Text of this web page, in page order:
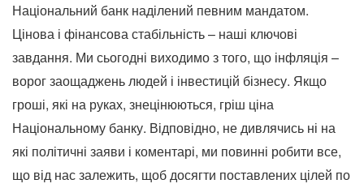
Національний банк наділений певним мандатом.
Цінова і фінансова стабільність – наші ключові
завдання. Ми сьогодні виходимо з того, що інфляція –
ворог заощаджень людей і інвестицій бізнесу. Якщо
гроші, які на руках, знецінюються, гріш ціна
Національному банку. Відповідно, не дивлячись ні на
які політичні заяви і коментарі, ми повинні робити все,
що від нас залежить, щоб досягти поставлених цілей по